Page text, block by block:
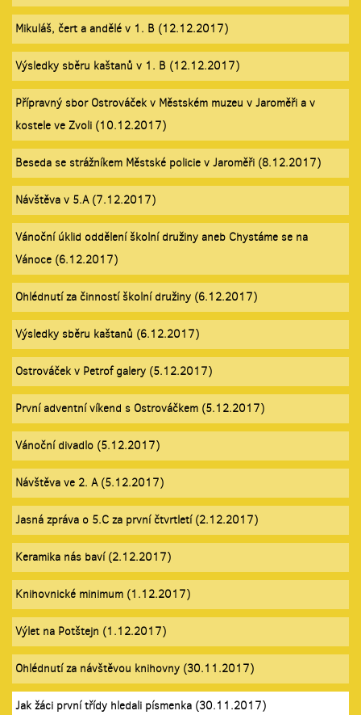
Mikuláš, čert a andělé v 1. B (12.12.2017)
Výsledky sběru kaštanů v 1. B (12.12.2017)
Přípravný sbor Ostrováček v Městském muzeu v Jaroměři a v
kostele ve Zvoli (10.12.2017)
Beseda se strážníkem Městské policie v Jaroměři (8.12.2017)
Návštěva v 5.A (7.12.2017)
Vánoční úklid oddělení školní družiny aneb Chystáme se na
Vánoce (6.12.2017)
Ohlédnutí za činností školní družiny (6.12.2017)
Výsledky sběru kaštanů (6.12.2017)
Ostrováček v Petrof galery (5.12.2017)
První adventní víkend s Ostrováčkem (5.12.2017)
Vánoční divadlo (5.12.2017)
Návštěva ve 2. A (5.12.2017)
Jasná zpráva o 5.C za první čtvrtletí (2.12.2017)
Keramika nás baví (2.12.2017)
Knihovnické minimum (1.12.2017)
Výlet na Potštejn (1.12.2017)
Ohlédnutí za návštěvou knihovny (30.11.2017)
Jak žáci první třídy hledali písmenka (30.11.2017)